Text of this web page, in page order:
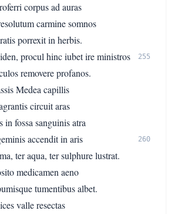
corpus ad auras
carmine somnos
porrexit in herbis.
procul hinc iubet ire ministros
255
removere profanos.
Medea capillis
circuit aras
in fossa sanguinis atra
accendit in aris
260
ter aqua, ter sulphure lustrat.
medicamen aeno
tumentibus albet.
valle resectas